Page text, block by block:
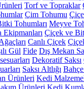
Torf ve Topraklar
Çim Tohumu
Tohumları Meyve
Ekipmanları Çiçek ve
Canlı Çiçek
Gül Fide Dış Mekan
Dekoratif Saksı
Saksı Altlığı Bahçe
Ürünleri Kedi
Ürünleri Kedi